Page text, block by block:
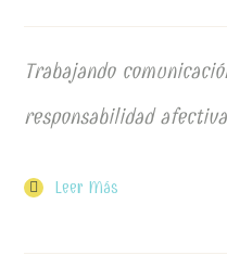
Trabajando
responsabilidad
Leer Más